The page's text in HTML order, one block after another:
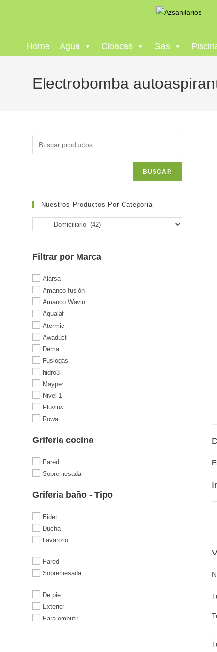
Home Agua Cloacas Gas
Electrobomba
BUSCAR
Nuestros Productos Por Categoria
Filtrar por Marca
Alarsa
Amanco fusión
Amanco Wavin
Aqualaf
Atermic
Awaduct
Dema
Fusiogas
hidro3
Mayper
Nivel 1
Pluvius
Rowa
Griferia cocina
Pared
Sobremesada
Griferia baño - Tipo
Bidet
Ducha
Lavatorio
Pared
Sobremesada
De pie
Exterior
Para embutir